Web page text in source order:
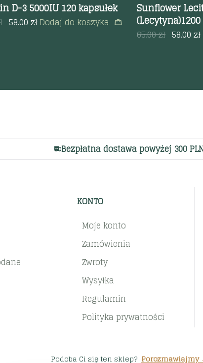
D-3 5000IU 120 kapsułek
58.00 złDodaj do koszyka
Sunflower
65.00zł 58.00 zł
Bezpłatna dostawa powyżej 300
KONTO
Moje konto
Zamówienia
Zwroty
Wysyłka
Regulamin
Polityka prywatności
Podoba Ci się ten sklep?